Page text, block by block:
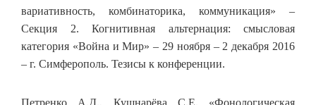
вариативность, комбинаторика, коммуникация» –
Секция 2. Когнитивная альтернация: смысловая
категория «Война и Мир» – 29 ноября – 2 декабря 2016
– г. Симферополь. Тезисы к конференции.
Петренко А.Д., Кушнарёва С.Е. «Фонологическая